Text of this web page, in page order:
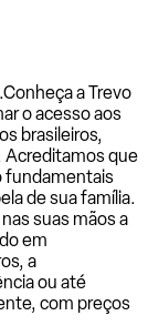
Conheça a Trevo
o acesso aos
brasileiros,
Acreditamos que
fundamentais
de sua família.
suas mãos a
em
a
ou até
com preços